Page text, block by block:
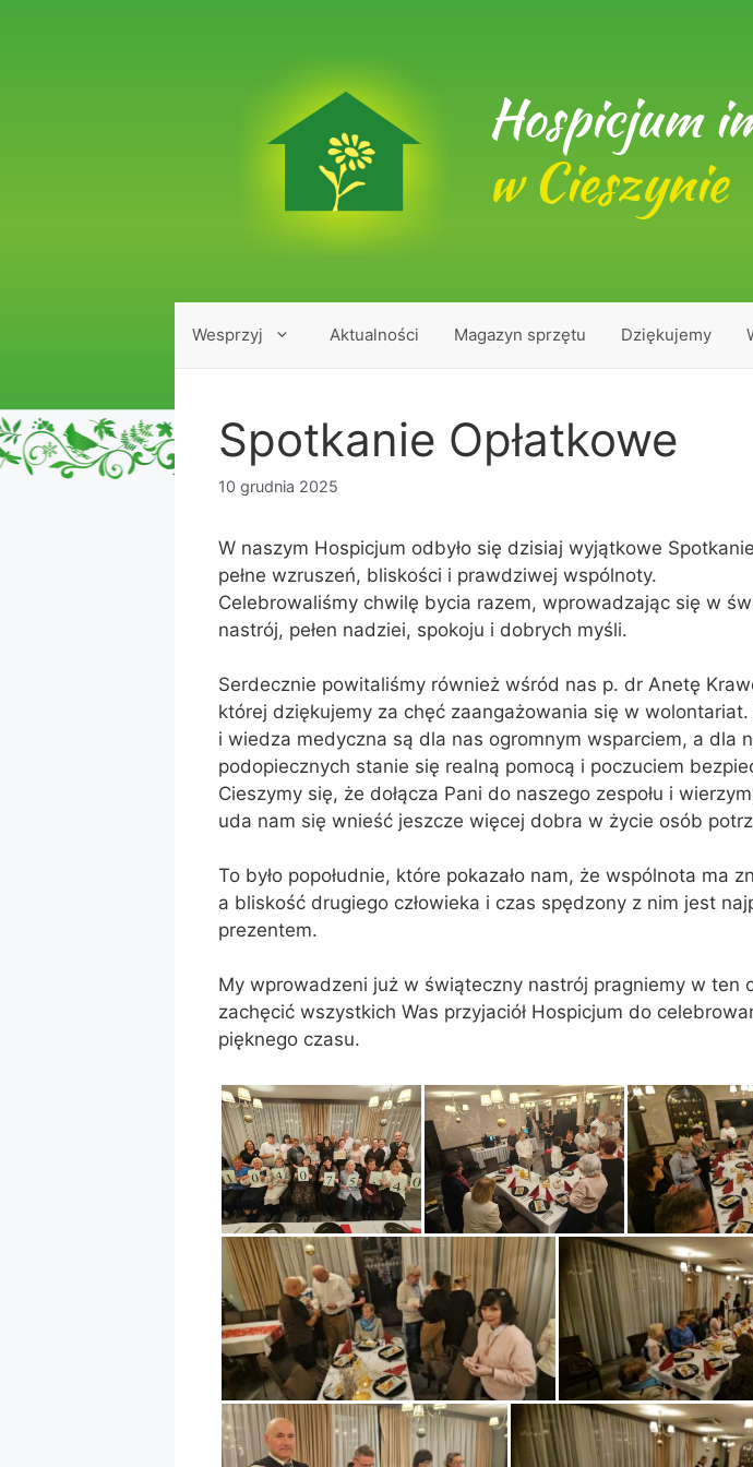
Hospicjum
w Cieszynie
Wesprzyj Aktualności Magazyn sprzętu Dziękujemy
Spotkanie Opłatkowe
10 grudnia 2025
W naszym Hospicjum odbyło się dzisiaj wyjątkowe
pełne wzruszeń, bliskości i prawdziwej wspólnoty.
Celebrowaliśmy chwilę bycia razem, wprowadzając się w
nastrój, pełen nadziei, spokoju i dobrych myśli.
Serdecznie powitaliśmy również wśród nas p. dr Anetę
której dziękujemy za chęć zaangażowania się w
i wiedza medyczna są dla nas ogromnym wsparciem, a dla
podopiecznych stanie się realną pomocą i poczuciem
Cieszymy się, że dołącza Pani do naszego zespołu i
uda nam się wnieść jeszcze więcej dobra w życie osób
To było popołudnie, które pokazało nam, że wspólnota ma
a bliskość drugiego człowieka i czas spędzony z nim jest
prezentem.
My wprowadzeni już w świąteczny nastrój pragniemy w ten
zachęcić wszystkich Was przyjaciół Hospicjum do
pięknego czasu.